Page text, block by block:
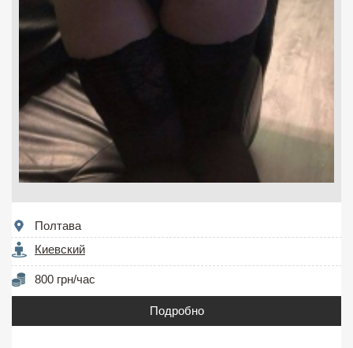
Полтава
Киевский
800 грн/час
Подробно